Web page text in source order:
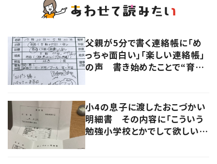
父親が5分で書く連絡帳に「め
っちゃ面白い」「楽しい連絡帳」
の声 書き始めたことで“育児
小4の息子に渡したおこづかい
明細書 その内容に「こういう
勉強小学校とかでして欲しい」